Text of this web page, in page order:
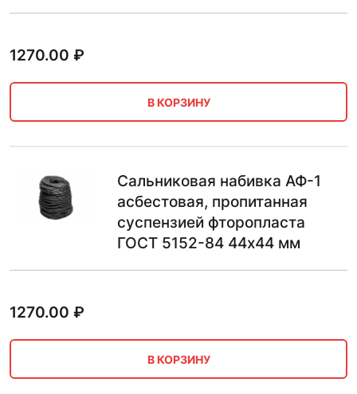
1270.00 ₽
В КОРЗИНУ
Сальниковая набивка АФ-1
асбестовая, пропитанная
суспензией фторопласта
ГОСТ 5152-84 44х44 мм
1270.00 ₽
В КОРЗИНУ